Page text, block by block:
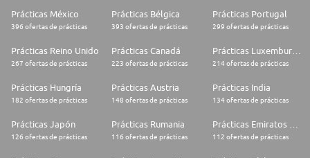
Prácticas México
396 ofertas de prácticas
Prácticas Bélgica
393 ofertas de prácticas
Prácticas Portugal
299 ofertas de prácticas
Prácticas Reino Unido
267 ofertas de prácticas
Prácticas Canadá
223 ofertas de prácticas
Prácticas Luxemburgo
214 ofertas de prácticas
Prácticas Hungría
182 ofertas de prácticas
Prácticas Austria
148 ofertas de prácticas
Prácticas India
134 ofertas de prácticas
Prácticas Japón
126 ofertas de prácticas
Prácticas Rumania
116 ofertas de prácticas 112 ofertas de prácticas